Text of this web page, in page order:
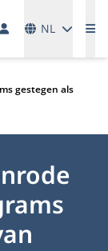
NL
gestegen als